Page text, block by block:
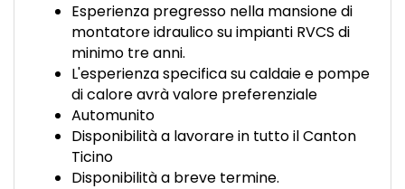
Esperienza pregresso nella mansione di
montatore idraulico su impianti RVCS di
minimo tre anni.
L'esperienza specifica su caldaie e pompe
di calore avrà valore preferenziale
Automunito
Disponibilità a lavorare in tutto il Canton
Ticino
Disponibilità a breve termine.